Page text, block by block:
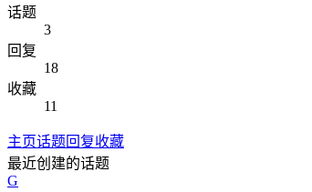
话题
3
回复
18
收藏
11
主页话题回复收藏
最近创建的话题
G